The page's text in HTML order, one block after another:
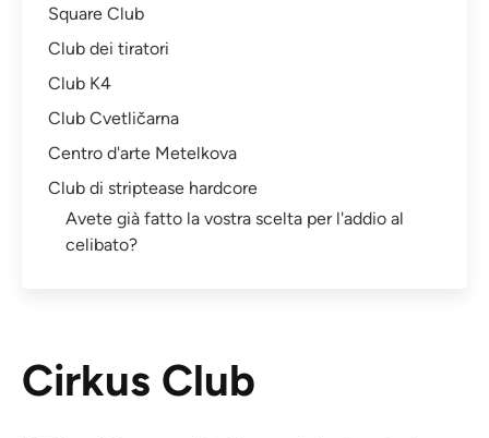
Square Club
Club dei tiratori
Club K4
Club Cvetličarna
Centro d'arte Metelkova
Club di striptease hardcore
Avete già fatto la vostra scelta per l'addio al
celibato?
Cirkus Club